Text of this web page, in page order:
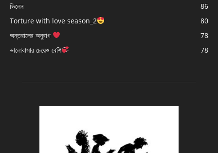
ভিলেন
86
Torture with love season_2
80
অন্তরালের অনুরাগ
78
ভালোবাসার চেয়েও বেশি
78